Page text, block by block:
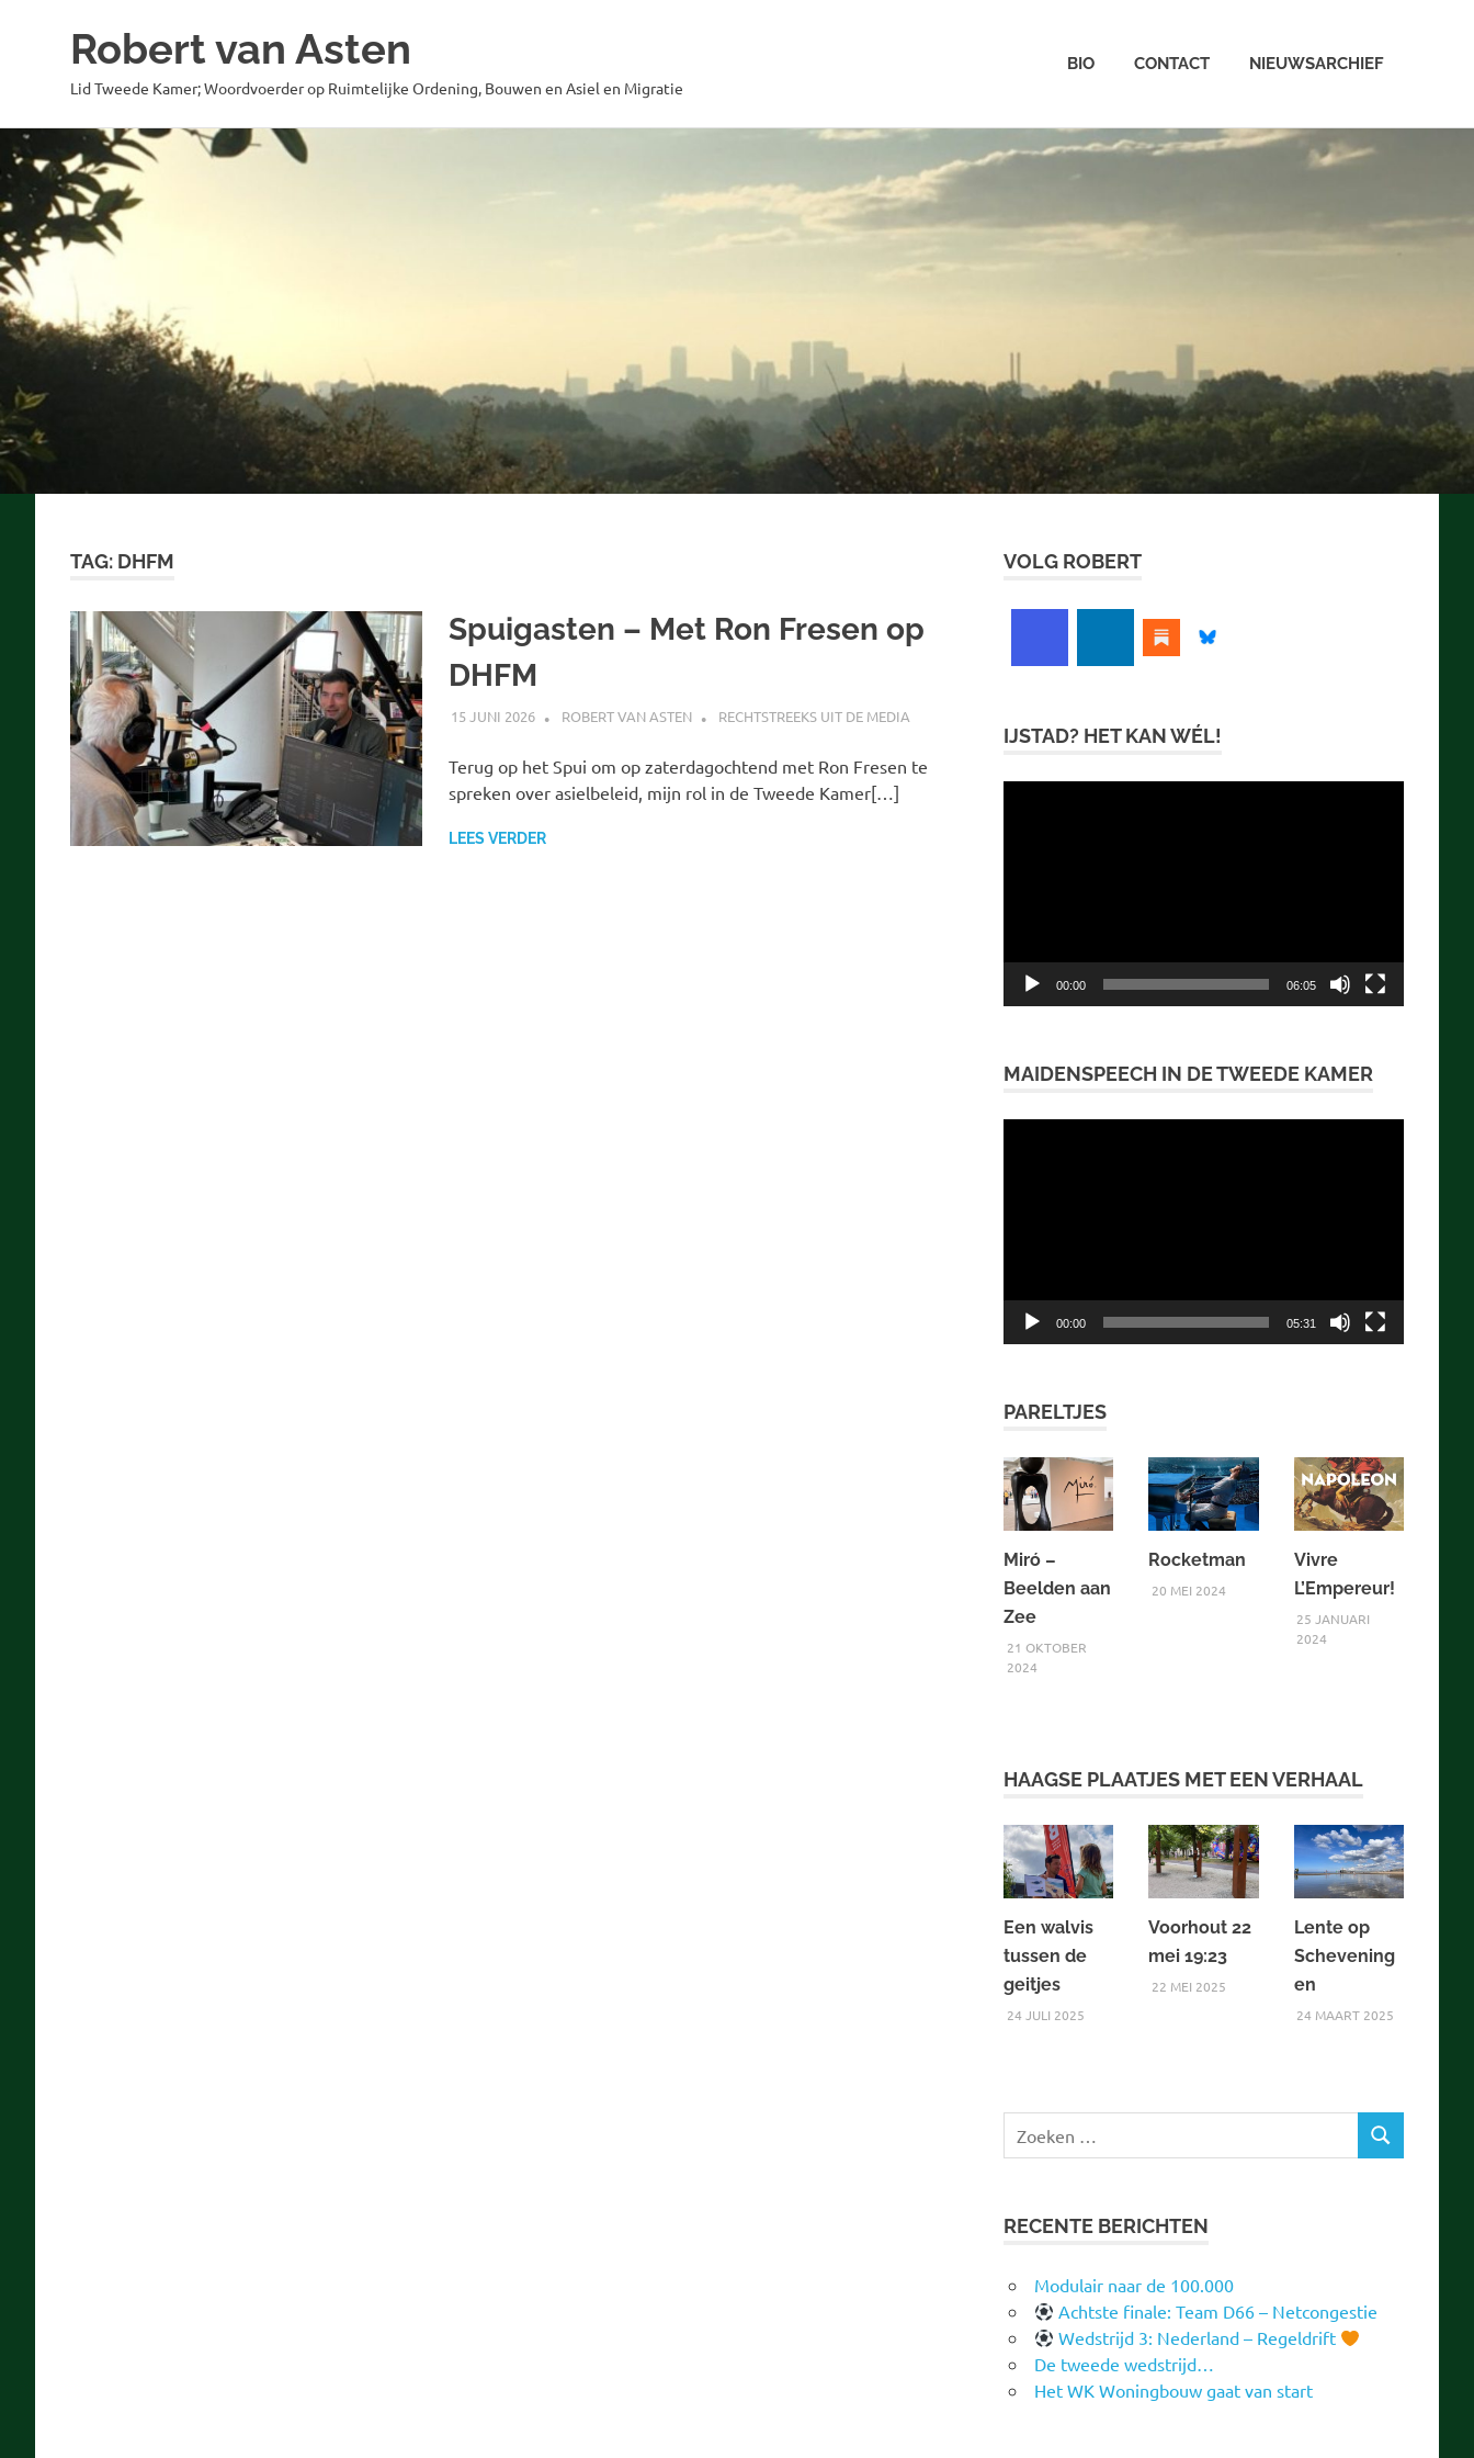
naar
de
inhoud
Robert van Asten
Lid Tweede Kamer; Woordvoerder op Ruimtelijke Ordening, Bouwen en Asiel en Migratie
BIO CONTACT NIEUWSARCHIEF
TAG: DHFM
Spuigasten – Met Ron Fresen op
DHFM
15 JUNI 2026 ROBERT VAN ASTEN RECHTSTREEKS UIT DE MEDIA
Terug op het Spui om op zaterdagochtend met Ron Fresen te
spreken over asielbeleid, mijn rol in de Tweede Kamer[…]
LEES VERDER
VOLG ROBERT
IJSTAD? HET KAN WÉL!
00:00 06:05
MAIDENSPEECH IN DE TWEEDE KAMER
00:00 05:31
PARELTJES
Miró –
Beelden aan
Zee
21 OKTOBER
2024
Rocketman
20 MEI 2024
Vivre
L’Empereur!
25 JANUARI
2024
HAAGSE PLAATJES MET EEN VERHAAL
Een walvis
tussen de
geitjes
24 JULI 2025
Voorhout 22
mei 19:23
22 MEI 2025
Lente op
Schevening
en
24 MAART 2025
naar:
ZOEKEN
RECENTE BERICHTEN
Modulair naar de 100.000
Achtste finale: Team D66 – Netcongestie
Wedstrijd 3: Nederland – Regeldrift
De tweede wedstrijd…
Het WK Woningbouw gaat van start